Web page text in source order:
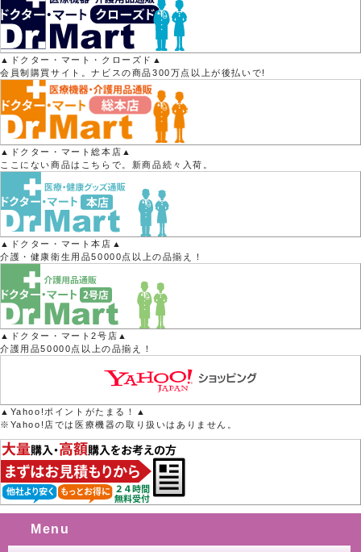
▲ドクター・マート・クローズド▲
会員制購買サイト。ナビスの商品300万点以上が後払いで!
▲ドクター・マート総本店▲
ここにない商品はこちらで。新商品続々入荷。
▲ドクター・マート本店▲
介護・健康衛生用品50000点以上の品揃え！
▲ドクター・マート2号店▲
介護用品50000点以上の品揃え！
▲Yahoo!ポイントがたまる！▲
※Yahoo!店では医療機器の取り扱いはありません。
Menu